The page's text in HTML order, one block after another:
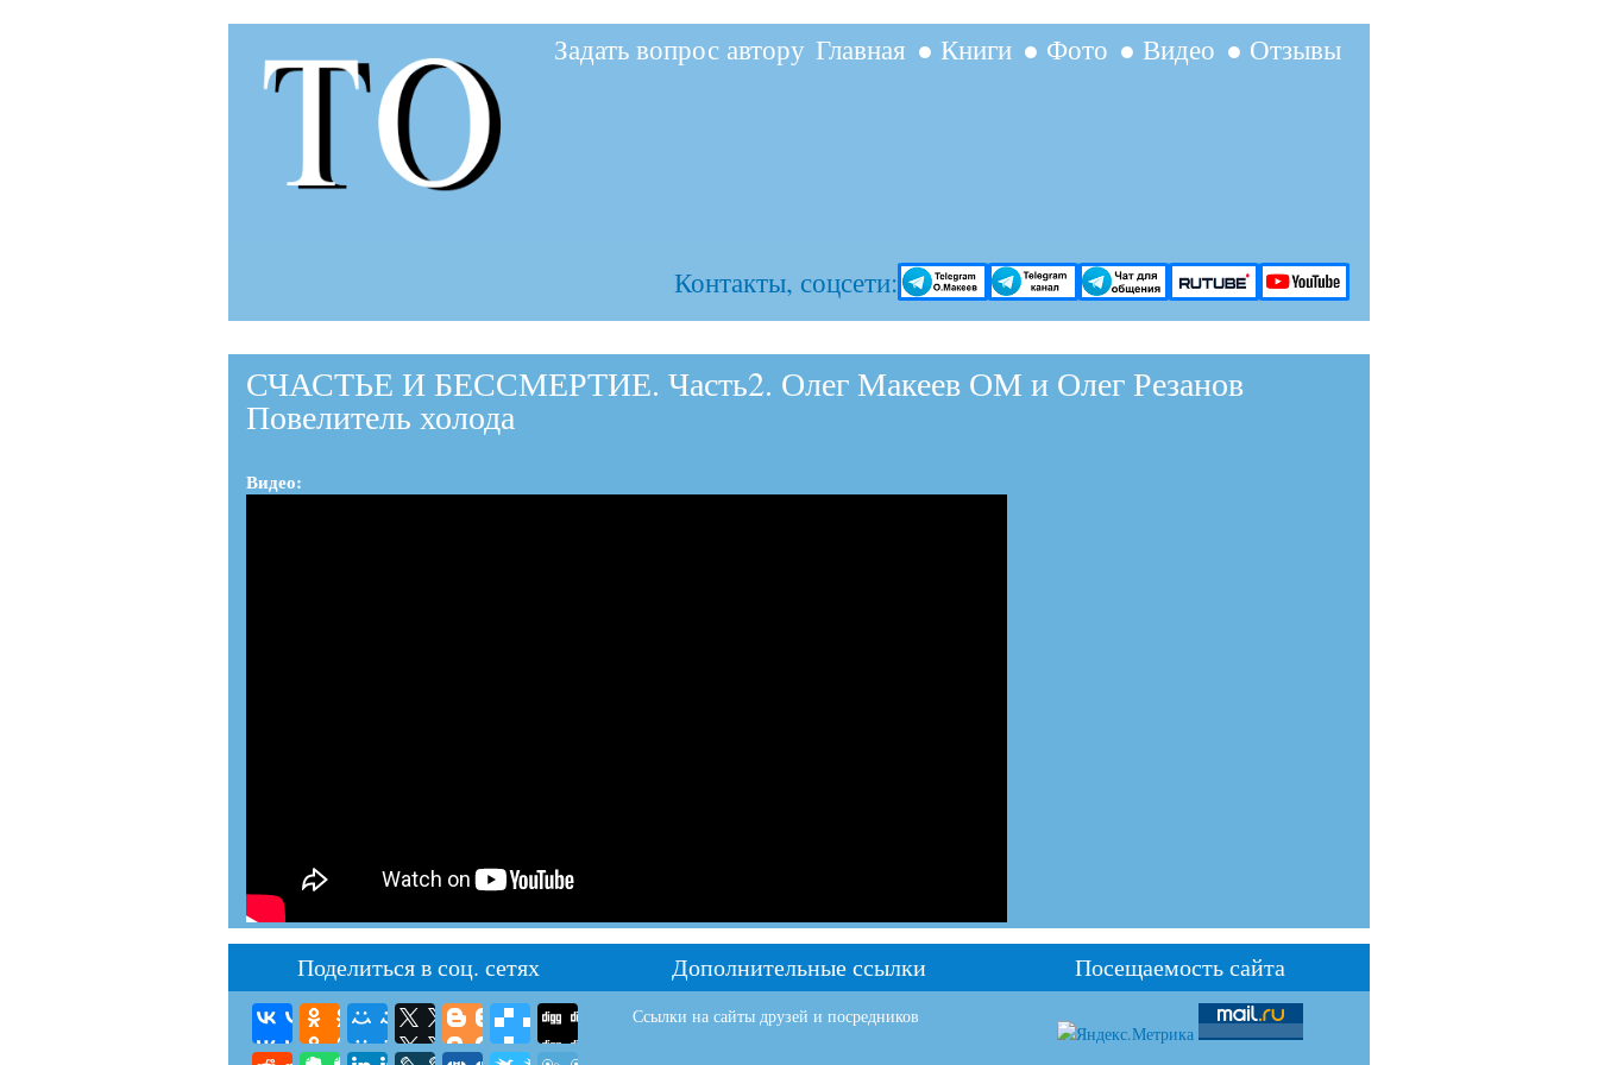
основному
● Отзывы
● Видео
● Фото
● Книги
Главная
Задать вопрос автору
Контакты, соцсети:
СЧАСТЬЕ И БЕССМЕРТИЕ. Часть2. Олег Макеев ОМ и Олег Резанов
Повелитель холода
Видео:
Поделиться в соц. сетях Дополнительные ссылки
Ссылки на сайты друзей и посредников
Посещаемость сайта